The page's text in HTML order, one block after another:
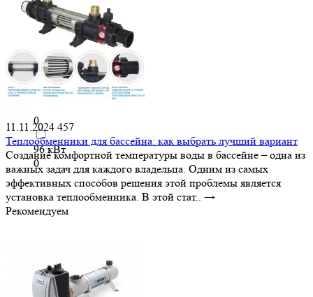
88 кВт
0
9 кВт
0
0
96 кВт
0
11.11.2024 457
Теплообменники для бассейна: как выбрать лучший вариант
Создание комфортной температуры воды в бассейне – одна из
важных задач для каждого владельца. Одним из самых
эффективных способов решения этой проблемы является
установка теплообменника. В этой стат.. →
Рекомендуем